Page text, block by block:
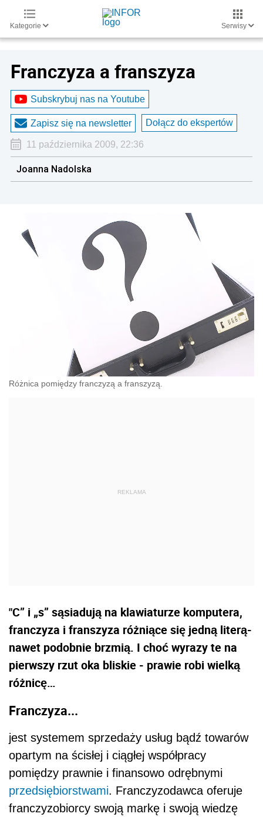
Kategorie Serwisy
Franczyza a franszyza
Subskrybuj nas na Youtube
Zapisz się na newsletter Dołącz do ekspertów
11 października 2009, 22:36
Joanna Nadolska
Różnica pomiędzy franczyzą a franszyzą.
"C” i „s” sąsiadują na klawiaturze komputera,
franczyza i franszyza różniące się jedną literą-
nawet podobnie brzmią. I choć wyrazy te na
pierwszy rzut oka bliskie - prawie robi wielką
różnicę…
Franczyza...
jest systemem sprzedaży usług bądź towarów
opartym na ścisłej i ciągłej współpracy
pomiędzy prawnie i finansowo odrębnymi
przedsiębiorstwami. Franczyzodawca oferuje
franczyzobiorcy swoją markę i swoją wiedzę